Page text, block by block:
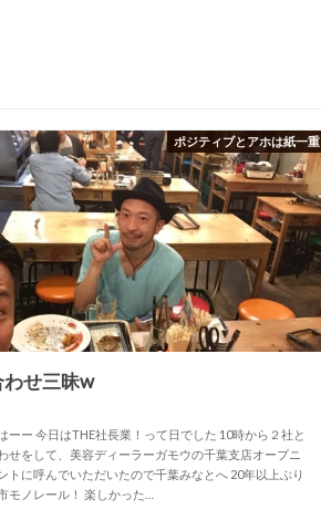
ポジティブとアホは紙一重
せ三昧w
ーー 今日はTHE社長業！って日でした 10時から２社と
せをして、美容ディーラーガモウの千葉支店オープニ
トに呼んでいただいたので千葉みなとへ 20年以上ぶり
モノレール！ 楽しかった…